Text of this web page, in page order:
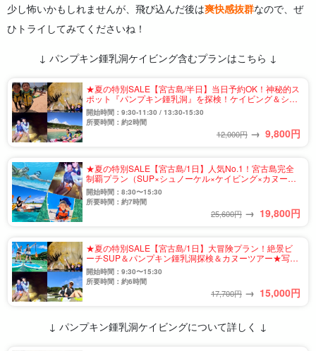
少し怖いかもしれませんが、飛び込んだ後は爽快感抜群なので、ぜ
ひトライしてみてくださいね！
↓ パンプキン鍾乳洞ケイビング含むプランはこちら ↓
★夏の特別SALE【宮古島/半日】当日予約OK！神秘的ス
ポット『パンプキン鍾乳洞』を探検！ケイビング＆シー
カヤックツアー★写真無料＆送迎相談可（No.931）
開始時間：9:30-11:30 / 13:30-15:30
所要時間：約2時間
12,000円 → 9,800円
★夏の特別SALE【宮古島/1日】人気No.1！宮古島完全
制覇プラン（SUP×シュノーケル×ケイビング×カヌー）
★写真撮影＆送迎可（No.911）
開始時間：8:30〜15:30
所要時間：約7時間
25,600円 → 19,800円
★夏の特別SALE【宮古島/1日】大冒険プラン！絶景ビ
ーチSUP＆パンプキン鍾乳洞探検＆カヌーツアー★写真
撮影＆送迎可（No.910）
開始時間：9:30〜15:30
所要時間：約6時間
17,700円 → 15,000円
↓ パンプキン鍾乳洞ケイビングについて詳しく ↓